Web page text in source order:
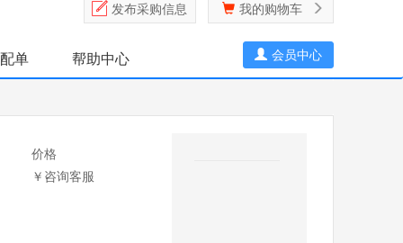
发布采购信息
我的购物车
单 帮助中心 会员中心
价格
￥咨询客服